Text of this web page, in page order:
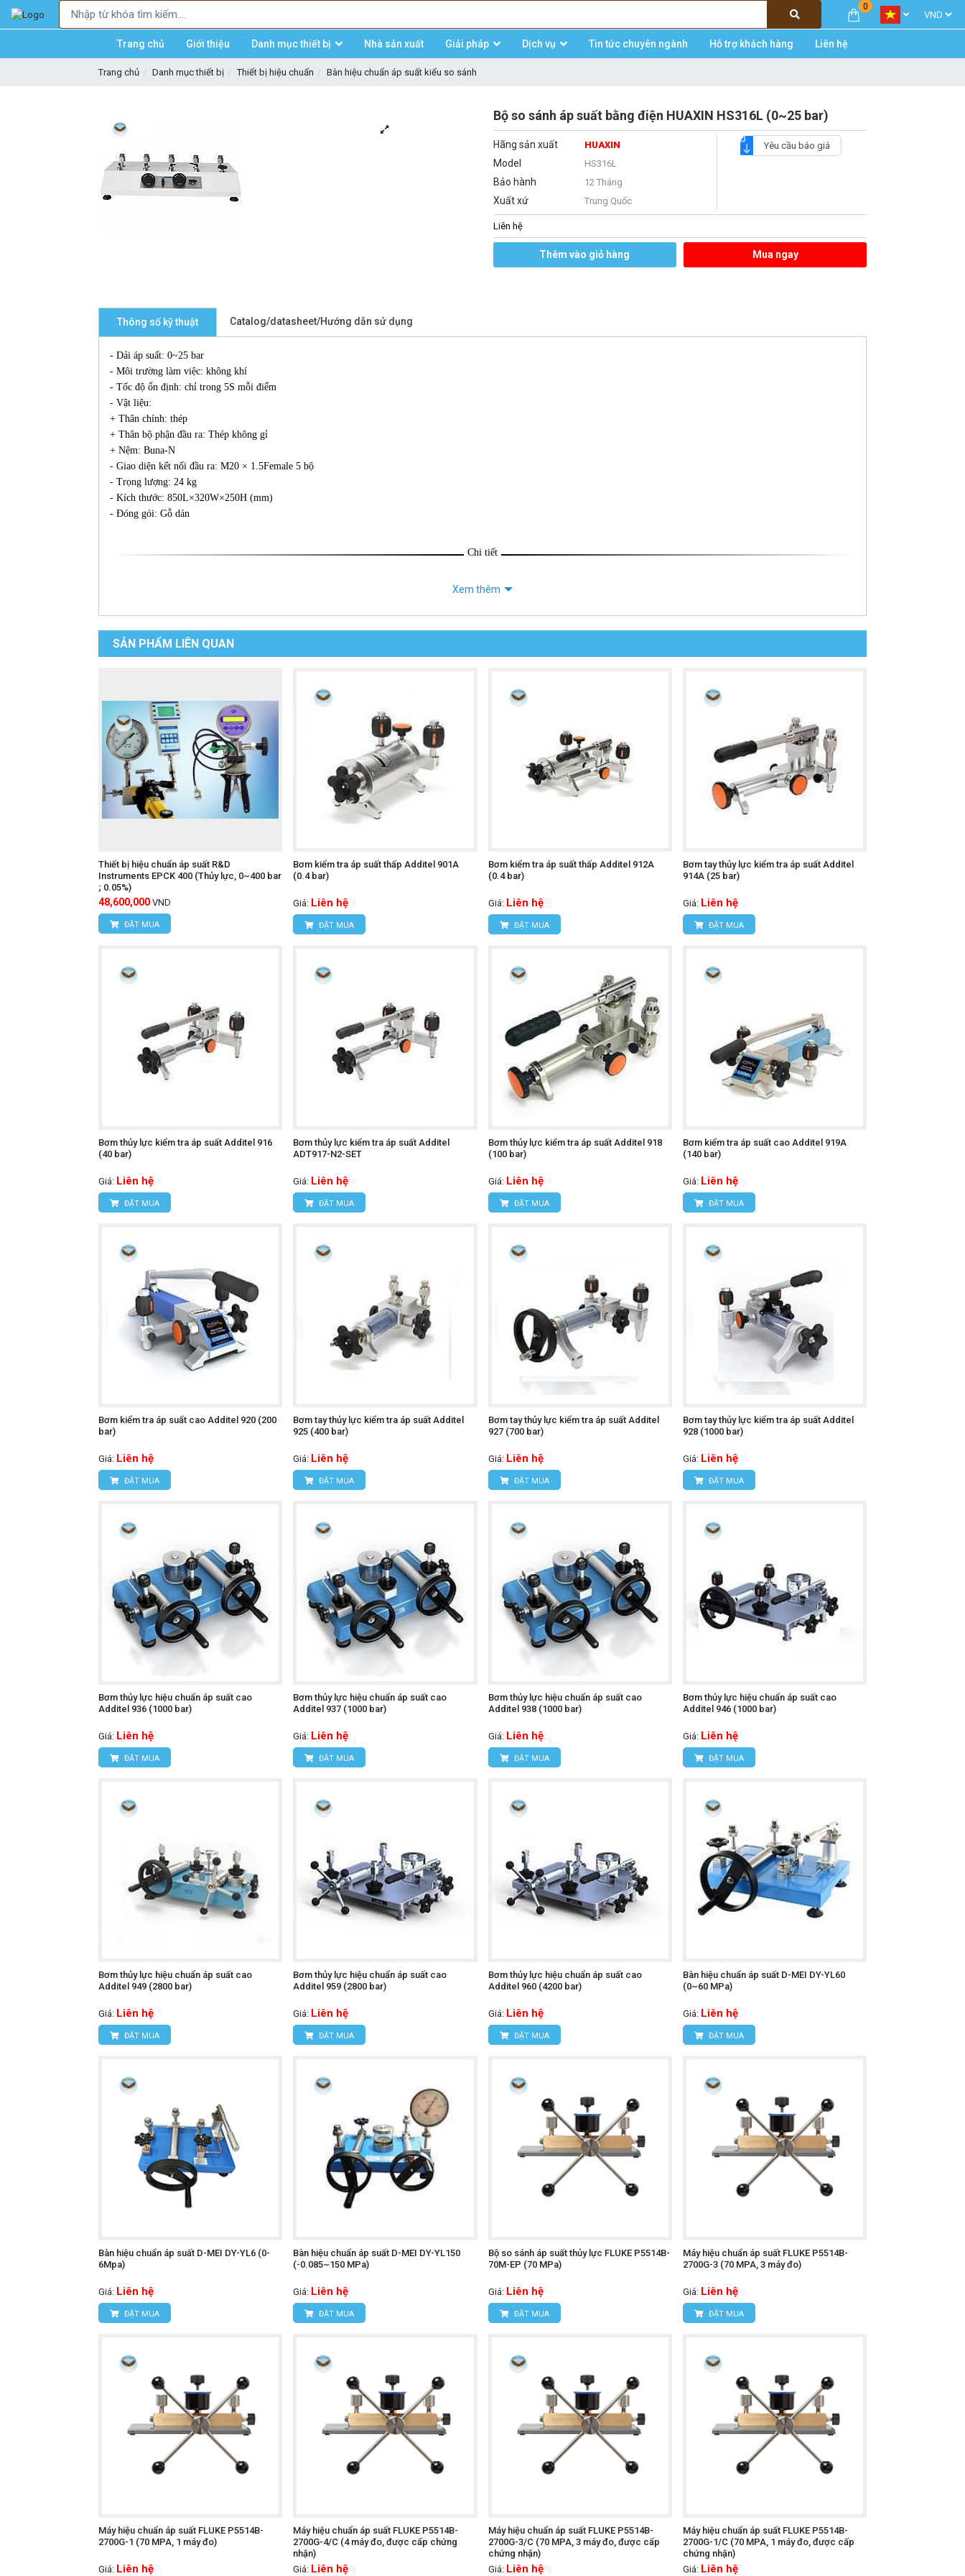
0
Trang chủ Giới thiệu Danh mục thiết bị Nhà sản xuất Giải pháp Dịch vụ Tin tức chuyên ngành Hỗ trợ khách hàng Liên hệ
Trang chủ Danh mục thiết bị Thiết bị hiệu chuẩn Bàn hiệu chuẩn áp suất kiểu so sánh
Bộ so sánh áp suất bằng điện HUAXIN HS316L (0~25 bar)
Hãng sản xuất HUAXIN
Model HS316L
Bảo hành 12 Tháng
Xuất xứ Trung Quốc
Yêu cầu báo giá
Liên hệ
Thêm vào giỏ hàng Mua ngay
Thông số kỹ thuật Catalog/datasheet/Hướng dẫn sử dụng
- Dải áp suất: 0~25 bar
- Môi trường làm việc: không khí
- Tốc độ ổn định: chỉ trong 5S mỗi điểm
- Vật liệu:
+ Thân chính: thép
+ Thân bộ phận đầu ra: Thép không gỉ
+ Nệm: Buna-N
- Giao diện kết nối đầu ra: M20 × 1.5Female 5 bộ
- Trọng lượng: 24 kg
- Kích thước: 850L×320W×250H (mm)
- Đóng gói: Gỗ dán
Chi tiết
Xem thêm
SẢN PHẨM LIÊN QUAN
Thiết bị hiệu chuẩn áp suất R&D
Instruments EPCK 400 (Thủy lực, 0~400 bar
; 0.05%)
48,600,000 VND
ĐẶT MUA
Bơm kiểm tra áp suất thấp Additel 901A
(0.4 bar)
Giá: Liên hệ
ĐẶT MUA
Bơm kiểm tra áp suất thấp Additel 912A
(0.4 bar)
Giá: Liên hệ
ĐẶT MUA
Bơm tay thủy lực kiểm tra áp suất Additel
914A (25 bar)
Giá: Liên hệ
ĐẶT MUA
Bơm thủy lực kiểm tra áp suất Additel 916
(40 bar)
Giá: Liên hệ
ĐẶT MUA
Bơm thủy lực kiểm tra áp suất Additel
ADT917-N2-SET
Giá: Liên hệ
ĐẶT MUA
Bơm thủy lực kiểm tra áp suất Additel 918
(100 bar)
Giá: Liên hệ
ĐẶT MUA
Bơm kiểm tra áp suất cao Additel 919A
(140 bar)
Giá: Liên hệ
ĐẶT MUA
Bơm kiểm tra áp suất cao Additel 920 (200
bar)
Giá: Liên hệ
ĐẶT MUA
Bơm tay thủy lực kiểm tra áp suất Additel
925 (400 bar)
Giá: Liên hệ
ĐẶT MUA
Bơm tay thủy lực kiểm tra áp suất Additel
927 (700 bar)
Giá: Liên hệ
ĐẶT MUA
Bơm tay thủy lực kiểm tra áp suất Additel
928 (1000 bar)
Giá: Liên hệ
ĐẶT MUA
Bơm thủy lực hiệu chuẩn áp suất cao
Additel 936 (1000 bar)
Giá: Liên hệ
ĐẶT MUA
Bơm thủy lực hiệu chuẩn áp suất cao
Additel 937 (1000 bar)
Giá: Liên hệ
ĐẶT MUA
Bơm thủy lực hiệu chuẩn áp suất cao
Additel 938 (1000 bar)
Giá: Liên hệ
ĐẶT MUA
Bơm thủy lực hiệu chuẩn áp suất cao
Additel 946 (1000 bar)
Giá: Liên hệ
ĐẶT MUA
Bơm thủy lực hiệu chuẩn áp suất cao
Additel 949 (2800 bar)
Giá: Liên hệ
ĐẶT MUA
Bơm thủy lực hiệu chuẩn áp suất cao
Additel 959 (2800 bar)
Giá: Liên hệ
ĐẶT MUA
Bơm thủy lực hiệu chuẩn áp suất cao
Additel 960 (4200 bar)
Giá: Liên hệ
ĐẶT MUA
Bàn hiệu chuẩn áp suất D-MEI DY-YL60
(0~60 MPa)
Giá: Liên hệ
ĐẶT MUA
Bàn hiệu chuẩn áp suất D-MEI DY-YL6 (0-
6Mpa)
Giá: Liên hệ
ĐẶT MUA
Bàn hiệu chuẩn áp suất D-MEI DY-YL150
(-0.085~150 MPa)
Giá: Liên hệ
ĐẶT MUA
Bộ so sánh áp suất thủy lực FLUKE P5514B-
70M-EP (70 MPa)
Giá: Liên hệ
ĐẶT MUA
Máy hiệu chuẩn áp suất FLUKE P5514B-
2700G-3 (70 MPA, 3 máy đo)
Giá: Liên hệ
ĐẶT MUA
Máy hiệu chuẩn áp suất FLUKE P5514B-
2700G-1 (70 MPA, 1 máy đo)
Giá: Liên hệ
Máy hiệu chuẩn áp suất FLUKE P5514B-
2700G-4/C (4 máy đo, được cấp chứng
nhận)
Giá: Liên hệ
Máy hiệu chuẩn áp suất FLUKE P5514B-
2700G-3/C (70 MPA, 3 máy đo, được cấp
chứng nhận)
Giá: Liên hệ
Máy hiệu chuẩn áp suất FLUKE P5514B-
2700G-1/C (70 MPA, 1 máy đo, được cấp
chứng nhận)
Giá: Liên hệ